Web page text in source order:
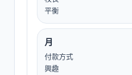
平衡
月
付款方式
興趣